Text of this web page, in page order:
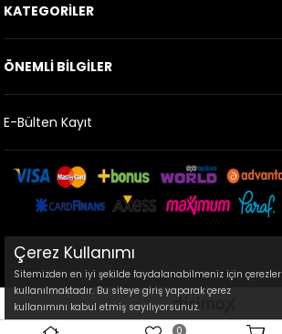
KATEGORİLER
ÖNEMLİ BİLGİLER
E-Bülten Kayıt
Çerez Kullanımı
Sitemizden en iyi şekilde faydalanabilmeniz için çerezler
kullanılmaktadır. Bu siteye giriş yaparak çerez
kullanımını kabul etmiş sayılıyorsunuz.
0